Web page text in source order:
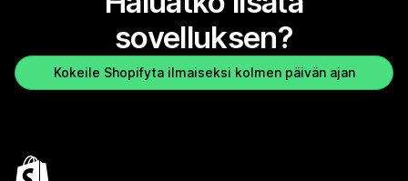
sovelluksen?
Kokeile Shopifyta ilmaiseksi kolmen päivän ajan